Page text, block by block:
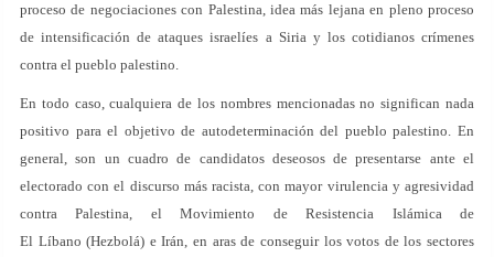
proceso de negociaciones con Palestina, idea más lejana en pleno proceso
de intensificación de ataques israelíes a Siria y los cotidianos crímenes
contra el pueblo palestino.
En todo caso, cualquiera de los nombres mencionadas no significan nada
positivo para el objetivo de autodeterminación del pueblo palestino. En
general, son un cuadro de candidatos deseosos de presentarse ante el
electorado con el discurso más racista, con mayor virulencia y agresividad
contra Palestina, el Movimiento de Resistencia Islámica de
El Líbano (Hezbolá) e Irán, en aras de conseguir los votos de los sectores